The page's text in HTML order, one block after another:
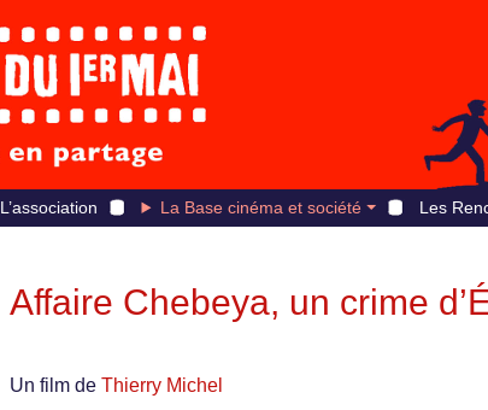
L’association La Base cinéma et société Les
Affaire Chebeya, un crime
Un film de Thierry Michel